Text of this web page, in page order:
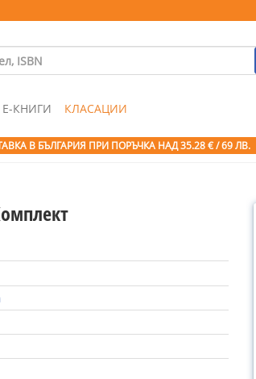
Е-КНИГИ КЛАСАЦИИ
В БЪЛГАРИЯ ПРИ ПОРЪЧКА НАД 35.28 € / 69 ЛВ.